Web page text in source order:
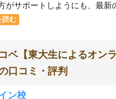
がサポートしようにも、最新
読む
ベ【東大生によるオン
口コミ・評判
ン校